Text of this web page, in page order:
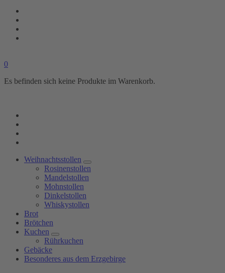
0
Es befinden sich keine Produkte im Warenkorb.
Weihnachtsstollen
Rosinenstollen
Mandelstollen
Mohnstollen
Dinkelstollen
Whiskystollen
Brot
Brötchen
Kuchen
Rührkuchen
Gebäcke
Besonderes aus dem Erzgebirge